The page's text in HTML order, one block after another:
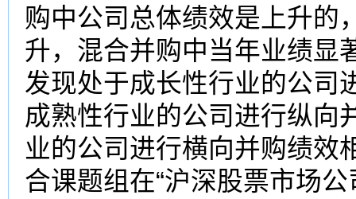
购中公司总体绩效是上升的
升，混合并购中当年业绩显
发现处于成长性行业的公司
成熟性行业的公司进行纵向
业的公司进行横向并购绩效
合课题组在“沪深股票市场